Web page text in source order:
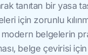
tanıtan bir yasa
için zorunlu
belgelerin
belge çevirisi